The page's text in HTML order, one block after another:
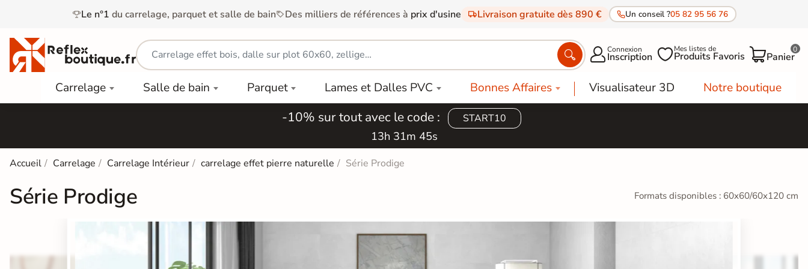
Le n°1 du carrelage, parquet et salle de bain Des milliers de références à prix d'usine Livraison gratuite dès 890 € Un conseil ?05 82 95 56 76
 Connexion
Inscription Mes listes de
Produits Favoris Panier
0
Carrelage
Carrelage
Terrasse
Carrelage
Salle de bain
Baignoires
WC
Parquet
COULEUR
clair
Lames et Dalles PVC
Lames
Dalles
Bonnes Affaires Visualisateur 3D Notre boutique
-10% sur tout avec le code : START10
13h 31m 44s
Accueil Carrelage Carrelage Intérieur carrelage effet pierre naturelle Série Prodige
Série Prodige Formats disponibles : 60x60/60x120 cm